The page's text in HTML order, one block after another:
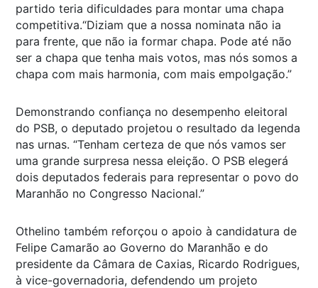
partido teria dificuldades para montar uma chapa
competitiva.“Diziam que a nossa nominata não ia
para frente, que não ia formar chapa. Pode até não
ser a chapa que tenha mais votos, mas nós somos a
chapa com mais harmonia, com mais empolgação.”
Demonstrando confiança no desempenho eleitoral
do PSB, o deputado projetou o resultado da legenda
nas urnas. “Tenham certeza de que nós vamos ser
uma grande surpresa nessa eleição. O PSB elegerá
dois deputados federais para representar o povo do
Maranhão no Congresso Nacional.”
Othelino também reforçou o apoio à candidatura de
Felipe Camarão ao Governo do Maranhão e do
presidente da Câmara de Caxias, Ricardo Rodrigues,
à vice-governadoria, defendendo um projeto